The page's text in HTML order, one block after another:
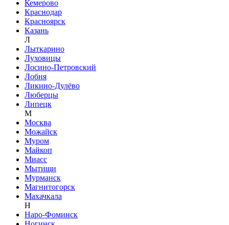
Кемерово
Краснодар
Красноярск
Казань
Л
Лыткарино
Луховицы
Лосино-Петровский
Лобня
Ликино-Дулёво
Люберцы
Липецк
М
Москва
Можайск
Муром
Майкоп
Миасс
Мытищи
Мурманск
Магнитогорск
Махачкала
Н
Наро-Фоминск